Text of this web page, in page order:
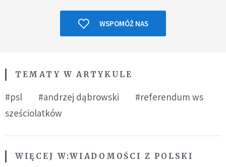
WSPOMÓŻ NAS
TEMATY W ARTYKULE
#psl #andrzej dąbrowski
#referendum ws
sześciolatków
WIĘCEJ W:WIADOMOŚCI Z POLSKI